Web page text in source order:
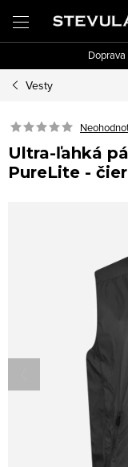
obsah
Vesty
Ultra-ľahká
PureLite -